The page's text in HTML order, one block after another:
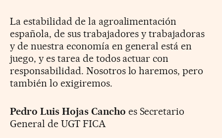
La estabilidad de la agroalimentación
española, de sus trabajadores y trabajadoras
y de nuestra economía en general está en
juego, y es tarea de todos actuar con
responsabilidad. Nosotros lo haremos, pero
también lo exigiremos.
Pedro Luis Hojas Cancho es Secretario
General de UGT FICA